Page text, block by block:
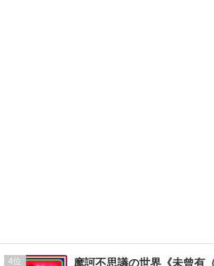
4 摩訶不思議の世界《未曾有